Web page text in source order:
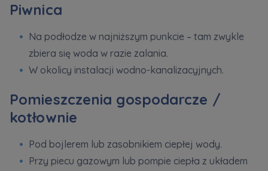
Piwnica
Na podłodze w najniższym punkcie – tam zwykle
zbiera się woda w razie zalania.
W okolicy instalacji wodno-kanalizacyjnych.
Pomieszczenia gospodarcze /
kotłownie
Pod bojlerem lub zasobnikiem ciepłej wody.
Przy piecu gazowym lub pompie ciepła z układem